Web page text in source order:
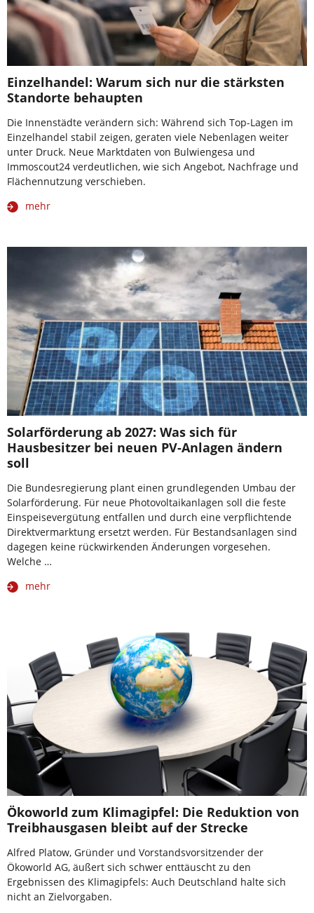
Einzelhandel: Warum sich nur die stärksten
Standorte behaupten
Die Innenstädte verändern sich: Während sich Top-Lagen im
Einzelhandel stabil zeigen, geraten viele Nebenlagen weiter
unter Druck. Neue Marktdaten von Bulwiengesa und
Immoscout24 verdeutlichen, wie sich Angebot, Nachfrage und
Flächennutzung verschieben.
mehr
Solarförderung ab 2027: Was sich für
Hausbesitzer bei neuen PV-Anlagen ändern
soll
Die Bundesregierung plant einen grundlegenden Umbau der
Solarförderung. Für neue Photovoltaikanlagen soll die feste
Einspeisevergütung entfallen und durch eine verpflichtende
Direktvermarktung ersetzt werden. Für Bestandsanlagen sind
dagegen keine rückwirkenden Änderungen vorgesehen.
Welche …
mehr
Ökoworld zum Klimagipfel: Die Reduktion von
Treibhausgasen bleibt auf der Strecke
Alfred Platow, Gründer und Vorstandsvorsitzender der
Ökoworld AG, äußert sich schwer enttäuscht zu den
Ergebnissen des Klimagipfels: Auch Deutschland halte sich
nicht an Zielvorgaben.